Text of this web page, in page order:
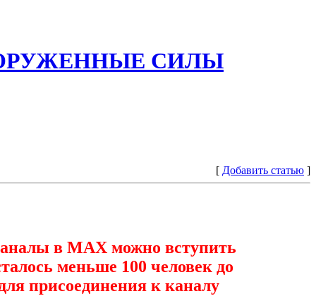
СИЛЫ
[ Добавить статью ]
в МАХ можно вступить
меньше 100 человек до
присоединения к каналу